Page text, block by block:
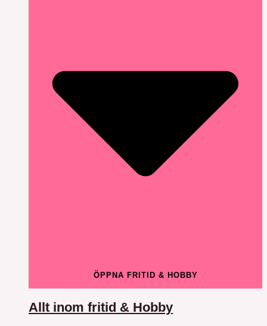
ÖPPNA FRITID & HOBBY
Allt inom fritid & Hobby